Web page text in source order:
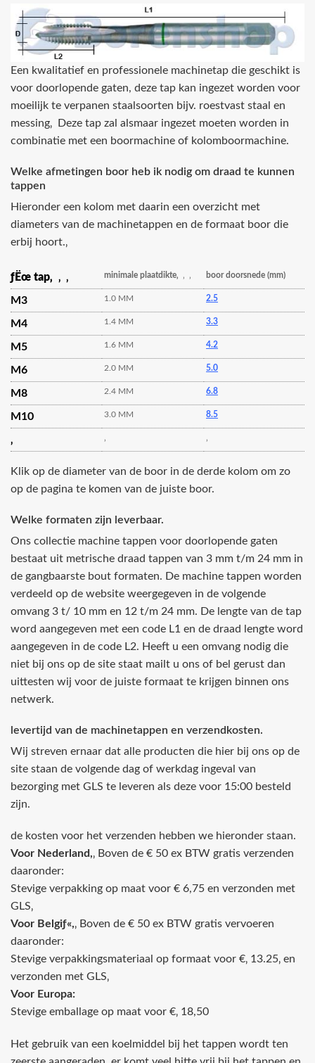
Een kwalitatief en professionele machinetap die geschikt is
voor doorlopende gaten, deze tap kan ingezet worden voor
moeilijk te verpanen staalsoorten bijv. roestvast staal en
messing‚ Deze tap zal alsmaar ingezet moeten worden in
combinatie met een boormachine of kolomboormachine.
Welke afmetingen boor heb ik nodig om draad te kunnen
tappen
Hieronder een kolom met daarin een overzicht met
diameters van de machinetappen en de formaat boor die
erbij hoort.‚
ƒËœ tap‚ ‚ ‚ minimale plaatdikte‚ ‚ ‚ boor doorsnede (mm)
M3 1.0 MM 2.5
M4 1.4 MM 3.3
M5 1.6 MM 4.2
M6 2.0 MM 5.0
M8 2.4 MM 6.8
M10 3.0 MM 8.5
‚ ‚ ‚
Klik op de diameter van de boor in de derde kolom om zo
op de pagina te komen van de juiste boor.
Welke formaten zijn leverbaar.
Ons collectie machine tappen voor doorlopende gaten
bestaat uit metrische draad tappen van 3 mm t/m 24 mm in
de gangbaarste bout formaten. De machine tappen worden
verdeeld op de website weergegeven in de volgende
omvang 3 t/ 10 mm en 12 t/m 24 mm. De lengte van de tap
word aangegeven met een code L1 en de draad lengte word
aangegeven in de code L2. Heeft u een omvang nodig die
niet bij ons op de site staat mailt u ons of bel gerust dan
uittesten wij voor de juiste formaat te krijgen binnen ons
netwerk.
levertijd van de machinetappen en verzendkosten.
Wij streven ernaar dat alle producten die hier bij ons op de
site staan de volgende dag of werkdag ingeval van
bezorging met GLS te leveren als deze voor 15:00 besteld
zijn.
de kosten voor het verzenden hebben we hieronder staan.
Voor Nederland,‚ Boven de € 50 ex BTW gratis verzenden
daaronder:
Stevige verpakking op maat voor € 6,75 en verzonden met
GLS‚
Voor Belgiƒ«,‚ Boven de € 50 ex BTW gratis vervoeren
daaronder:
Stevige verpakkingsmateriaal op formaat voor €‚ 13.25‚ en
verzonden met GLS‚
Voor Europa:
Stevige emballage op maat voor €‚ 18,50
Het gebruik van een koelmiddel bij het tappen wordt ten